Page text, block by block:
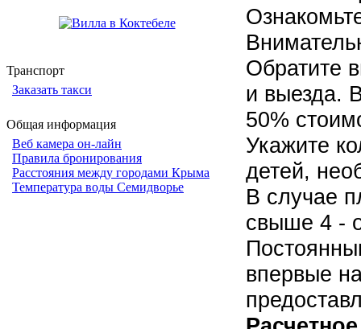
Транспорт
Заказать такси
Общая информация
Веб камера он-лайн
Правила бронирования
Расстояния между городами Крыма
Температура воды Семидворье
Обратите
и выезда.
50%
Укажите
детей,
В случае
свыше 4 -
впервые